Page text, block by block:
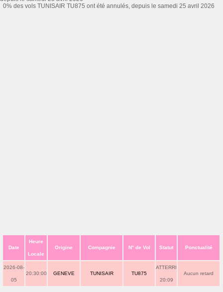
0% des vols TUNISAIR TU875 ont été annulés, depuis le samedi 25 avril 2026
Date
Heure
Locale
Origine Compagnie N° de Vol Statut Ponctualité
2026-08-
05
20:30:00 GENEVE TUNISAIR TU875
ATTERRI
20:09
Aucun retard